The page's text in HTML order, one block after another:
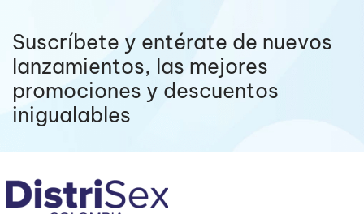
Suscríbete y entérate de nuevos
lanzamientos, las mejores
promociones y descuentos
inigualables